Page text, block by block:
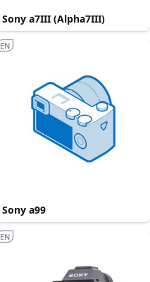
Sony a7III (Alpha7III)
Sony a99
EN
EN